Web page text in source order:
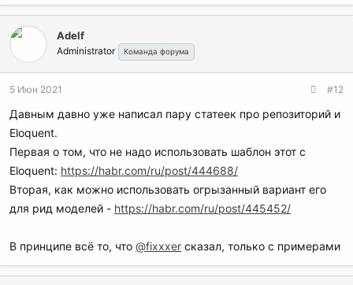
Adelf
Administrator Команда форума
5 Июн 2021 #12
Давным давно уже написал пару статеек про репозиторий и
Eloquent.
Первая о том, что не надо использовать шаблон этот с
Eloquent: https://habr.com/ru/post/444688/
Вторая, как можно использовать огрызанный вариант его
для рид моделей - https://habr.com/ru/post/445452/
В принципе всё то, что @fixxxer сказал, только с примерами